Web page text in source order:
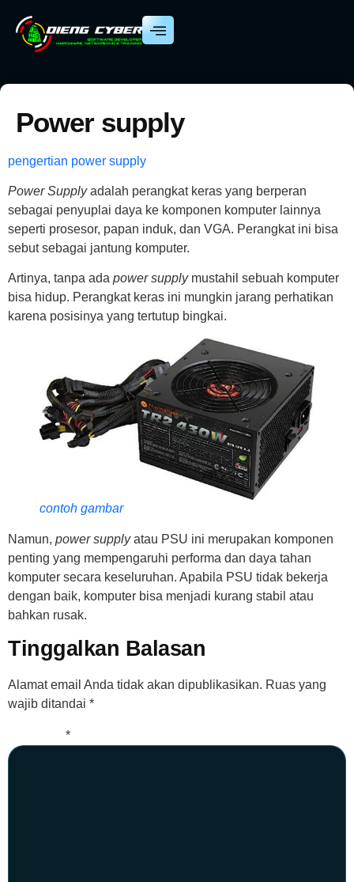
Power supply
pengertian power supply
Power Supplyadalah perangkat keras yang berperan
sebagai penyuplai daya ke komponen komputer lainnya
seperti prosesor, papan induk, dan VGA. Perangkat ini bisa
sebut sebagai jantung komputer.
Artinya, tanpa ada power supplymustahil sebuah komputer
bisa hidup. Perangkat keras ini mungkin jarang perhatikan
karena posisinya yang tertutup bingkai.
contoh gambar
Namun, power supplyatau PSU ini merupakan komponen
penting yang mempengaruhi performa dan daya tahan
komputer secara keseluruhan. Apabila PSU tidak bekerja
dengan baik, komputer bisa menjadi kurang stabil atau
bahkan rusak.
Tinggalkan Balasan
Alamat email Anda tidak akan dipublikasikan. Ruas yang
wajib ditandai *
*